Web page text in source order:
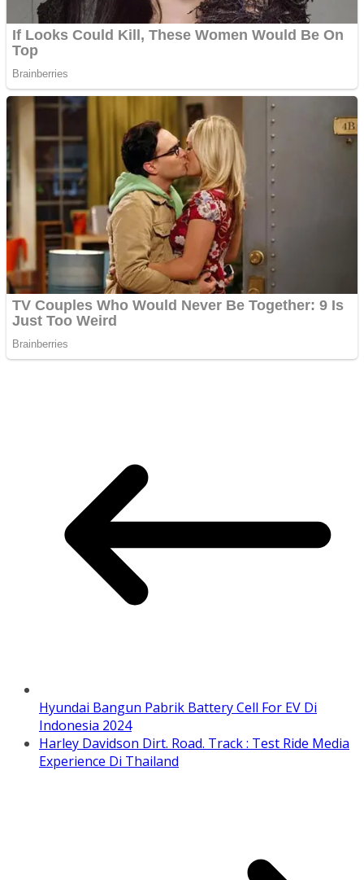
Hyundai Bangun Pabrik Battery Cell For EV Di
Indonesia 2024
Harley Davidson Dirt. Road. Track : Test Ride Media
Experience Di Thailand